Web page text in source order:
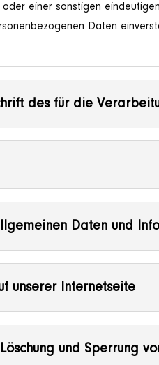
oder einer sonstigen
Daten
des für die
Daten und
unserer Internetseite
und Sperrung